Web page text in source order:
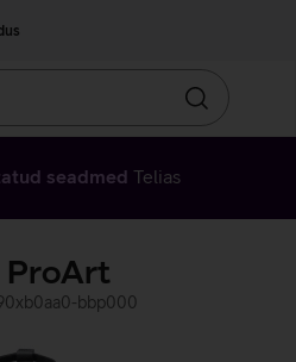
Otsin
seadmed Telias
ProArt
bbp000